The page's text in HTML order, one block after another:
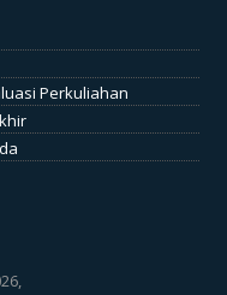
Perkuliahan